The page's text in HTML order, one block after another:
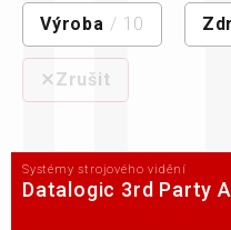
Výroba / 10
⨯Zrušit
Systémy strojového vidění
Datalogic 3rd Party